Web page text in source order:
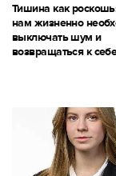
Тишина как
нам жизненно
выключать шум и
возвращаться к